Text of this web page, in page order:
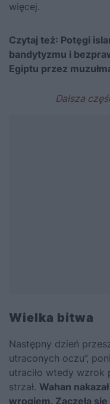
więcej.
Czytaj też: Potęgi
bandytyzmu i
Egiptu przez
Wielka bitwa
Następny dzień
utraconych oczu”,
utraciło wtedy wzrok
strzał. Wahan
wrogiem. Zaczęła